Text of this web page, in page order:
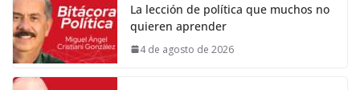
La lección de política que muchos no
quieren aprender
4 de agosto de 2026